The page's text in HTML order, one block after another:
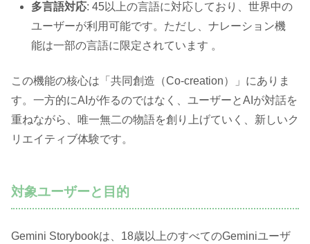
多言語対応: 45以上の言語に対応しており、世界中の
ユーザーが利用可能です。ただし、ナレーション機
能は一部の言語に限定されています 。
この機能の核心は「共同創造（Co-creation）」にありま
す。一方的にAIが作るのではなく、ユーザーとAIが対話を
重ねながら、唯一無二の物語を創り上げていく、新しいク
リエイティブ体験です。
対象ユーザーと目的
Gemini Storybookは、18歳以上のすべてのGeminiユーザ